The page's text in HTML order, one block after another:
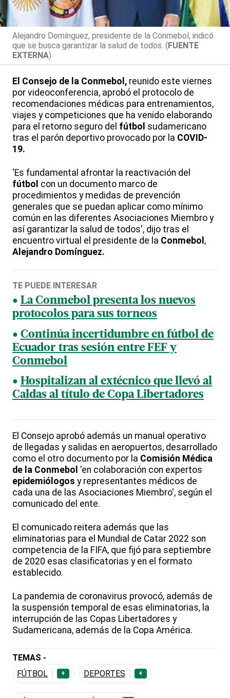
Alejandro Domínguez, presidente de la Conmebol, indicó
que se busca garantizar la salud de todos. ( FUENTE
EXTERNA)
El Consejo de la Conmebol, reunido este viernes
por videoconferencia, aprobó el protocolo de
recomendaciones médicas para entrenamientos,
viajes y competiciones que ha venido elaborando
para el retorno seguro del fútbol sudamericano
tras el parón deportivo provocado por la COVID-
19.
'Es fundamental afrontar la reactivación del
fútbol con un documento marco de
procedimientos y medidas de prevención
generales que se puedan aplicar como mínimo
común en las diferentes Asociaciones Miembro y
así garantizar la salud de todos', dijo tras el
encuentro virtual el presidente de la Conmebol ,
Alejandro Domínguez.
TE PUEDE INTERESAR
La Conmebol presenta los nuevos
protocolos para sus torneos
Continúa incertidumbre en fútbol de
Ecuador tras sesión entre FEF y
Conmebol
Hospitalizan al extécnico que llevó al
Caldas al título de Copa Libertadores
El Consejo aprobó además un manual operativo
de llegadas y salidas en aeropuertos, desarrollado
como el otro documento por la Comisión Médica
de la Conmebol 'en colaboración con expertos
epidemiólogos y representantes médicos de
cada una de las Asociaciones Miembro', según el
comunicado del ente.
El comunicado reitera además que las
eliminatorias para el Mundial de Catar 2022 son
competencia de la FIFA, que fijó para septiembre
de 2020 esas clasificatorias y en el formato
establecido.
La pandemia de coronavirus provocó, además de
la suspensión temporal de esas eliminatorias, la
interrupción de las Copas Libertadores y
Sudamericana, además de la Copa América.
TEMAS -
FÚTBOL
+ DEPORTES +